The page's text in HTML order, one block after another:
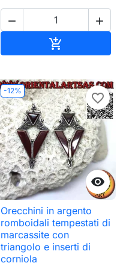
 

-12%

favorite_border
Orecchini in argento
romboidali tempestati di
marcassite con
triangolo e inserti di
corniola